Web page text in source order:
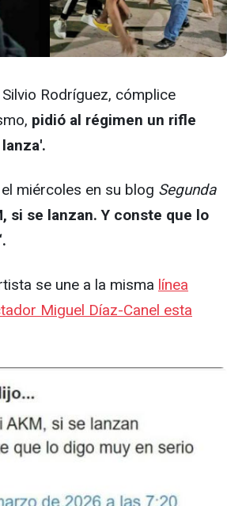
Rodríguez, cómplice
pidió al régimen un rifle
lanza'.
el miércoles en su blog Segunda
si se lanzan. Y conste que lo
se une a la misma línea
Miguel Díaz-Canel esta